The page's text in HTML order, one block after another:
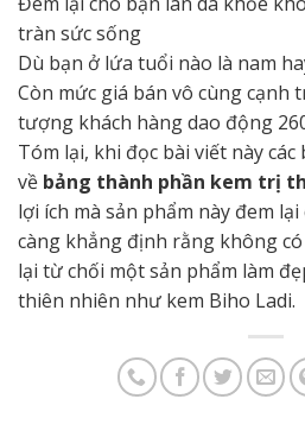
tràn sức sống
Dù bạn ở lứa tuổi nào là nam
Còn mức giá bán vô cùng cạnh
tượng khách hàng dao động
Tóm lại, khi đọc bài viết này
về bảng thành phần kem trị
lợi ích mà sản phẩm này đem
càng khẳng định rằng không
lại từ chối một sản phẩm làm
thiên nhiên như kem Biho Ladi.